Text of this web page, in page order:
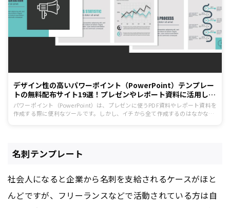
デザイン性の高いパワーポイント（PowerPoint）テンプレー
トの無料配布サイト19選！プレゼンやレポート資料に活用しよ
う！
パワーポイント（PowerPoint）は、プレゼンに使うPDF資料やレポート資料を
作成する際に便利なツールです。しかし、イチから全て作成するのはなかなか
名刺テンプレート
社会人になると企業から名刺を支給されるケースがほと
んどですが、フリーランスなどで活動されている方は自